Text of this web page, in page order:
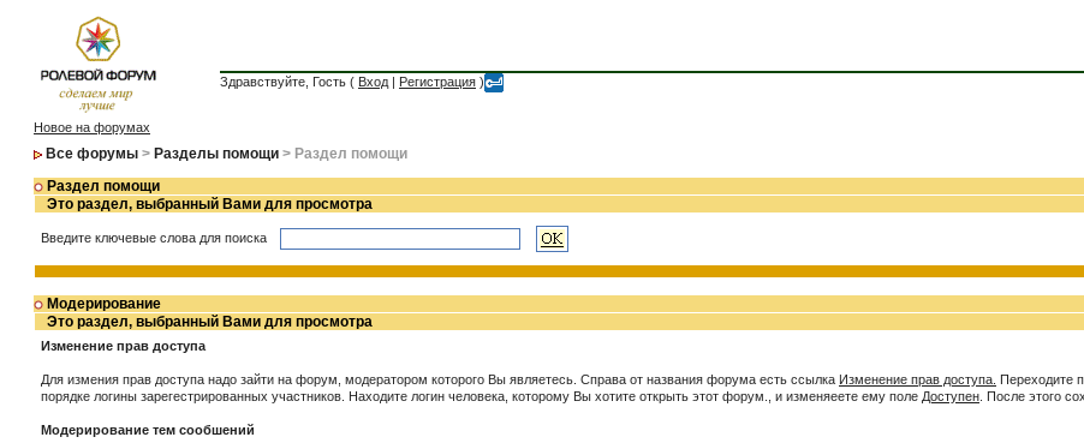
Здравствуйте, Гость ( Вход | Регистрация )
Новое на форумах
Все форумы > Разделы помощи > Раздел помощи
Раздел помощи
Это раздел, выбранный Вами для просмотра
Введите ключевые слова для поиска
Модерирование
Это раздел, выбранный Вами для просмотра
Изменение прав доступа
Для измения прав доступа надо зайти на форум, модератором которого Вы являетесь. Справа от названия форума есть ссылка Изменение прав доступа. Переходите
порядке логины зарегестрированных участников. Находите логин человека, которому Вы хотите открыть этот форум., и изменяеете ему поле Доступен . После этого
Модерирование тем сообшений